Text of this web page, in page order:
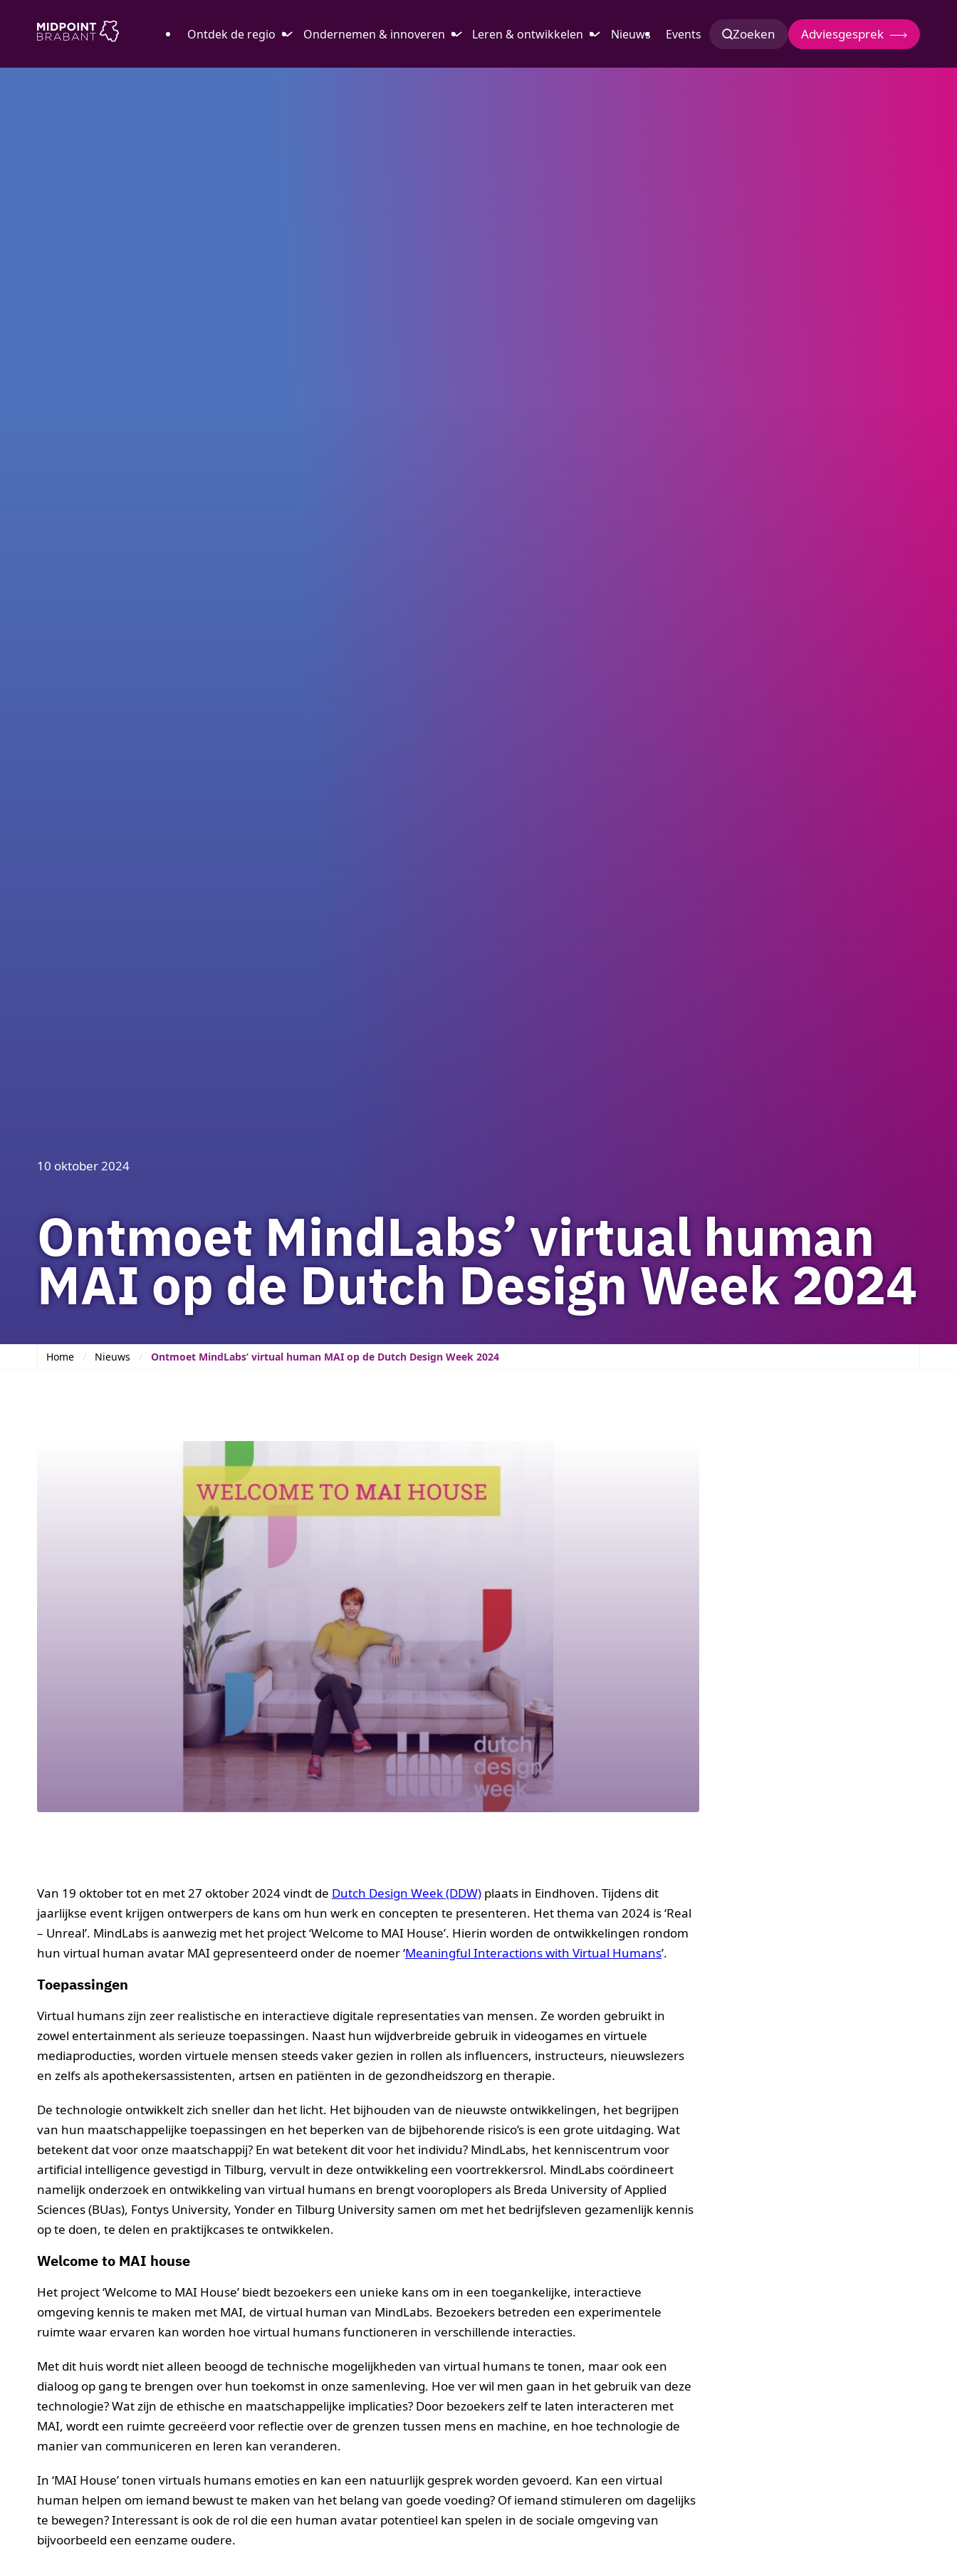
Ontdek de regio Ondernemen & innoveren Leren & ontwikkelen Nieuws Events Zoeken Adviesgesprek
10 oktober 2024
Ontmoet MindLabs’ virtual human
MAI op de Dutch Design Week 2024
Home Nieuws Ontmoet MindLabs’ virtual human MAI op de Dutch Design Week 2024
Van 19 oktober tot en met 27 oktober 2024 vindt de Dutch Design Week (DDW) plaats in Eindhoven. Tijdens dit
jaarlijkse event krijgen ontwerpers de kans om hun werk en concepten te presenteren. Het thema van 2024 is ‘Real
– Unreal’. MindLabs is aanwezig met het project ‘Welcome to MAI House’. Hierin worden de ontwikkelingen rondom
hun virtual human avatar MAI gepresenteerd onder de noemer ‘Meaningful Interactions with Virtual Humans’.
Toepassingen
Virtual humans zijn zeer realistische en interactieve digitale representaties van mensen. Ze worden gebruikt in
zowel entertainment als serieuze toepassingen. Naast hun wijdverbreide gebruik in videogames en virtuele
mediaproducties, worden virtuele mensen steeds vaker gezien in rollen als influencers, instructeurs, nieuwslezers
en zelfs als apothekersassistenten, artsen en patiënten in de gezondheidszorg en therapie.
De technologie ontwikkelt zich sneller dan het licht. Het bijhouden van de nieuwste ontwikkelingen, het begrijpen
van hun maatschappelijke toepassingen en het beperken van de bijbehorende risico’s is een grote uitdaging. Wat
betekent dat voor onze maatschappij? En wat betekent dit voor het individu? MindLabs, het kenniscentrum voor
artificial intelligence gevestigd in Tilburg, vervult in deze ontwikkeling een voortrekkersrol. MindLabs coördineert
namelijk onderzoek en ontwikkeling van virtual humans en brengt vooroplopers als Breda University of Applied
Sciences (BUas), Fontys University, Yonder en Tilburg University samen om met het bedrijfsleven gezamenlijk kennis
op te doen, te delen en praktijkcases te ontwikkelen.
Welcome to MAI house
Het project ‘Welcome to MAI House’ biedt bezoekers een unieke kans om in een toegankelijke, interactieve
omgeving kennis te maken met MAI, de virtual human van MindLabs. Bezoekers betreden een experimentele
ruimte waar ervaren kan worden hoe virtual humans functioneren in verschillende interacties.
Met dit huis wordt niet alleen beoogd de technische mogelijkheden van virtual humans te tonen, maar ook een
dialoog op gang te brengen over hun toekomst in onze samenleving. Hoe ver wil men gaan in het gebruik van deze
technologie? Wat zijn de ethische en maatschappelijke implicaties? Door bezoekers zelf te laten interacteren met
MAI, wordt een ruimte gecreëerd voor reflectie over de grenzen tussen mens en machine, en hoe technologie de
manier van communiceren en leren kan veranderen.
In ‘MAI House’ tonen virtuals humans emoties en kan een natuurlijk gesprek worden gevoerd. Kan een virtual
human helpen om iemand bewust te maken van het belang van goede voeding? Of iemand stimuleren om dagelijks
te bewegen? Interessant is ook de rol die een human avatar potentieel kan spelen in de sociale omgeving van
bijvoorbeeld een eenzame oudere.